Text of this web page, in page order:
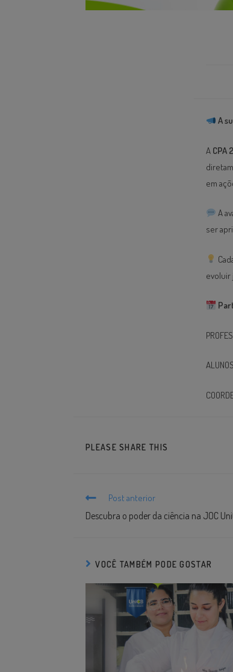
A
A CPA
em
A
ser
evoluir
PLEASE SHARE THIS
Post anterior
Descubra o poder da ciência na JOC
VOCÊ TAMBÉM PODE GOSTAR